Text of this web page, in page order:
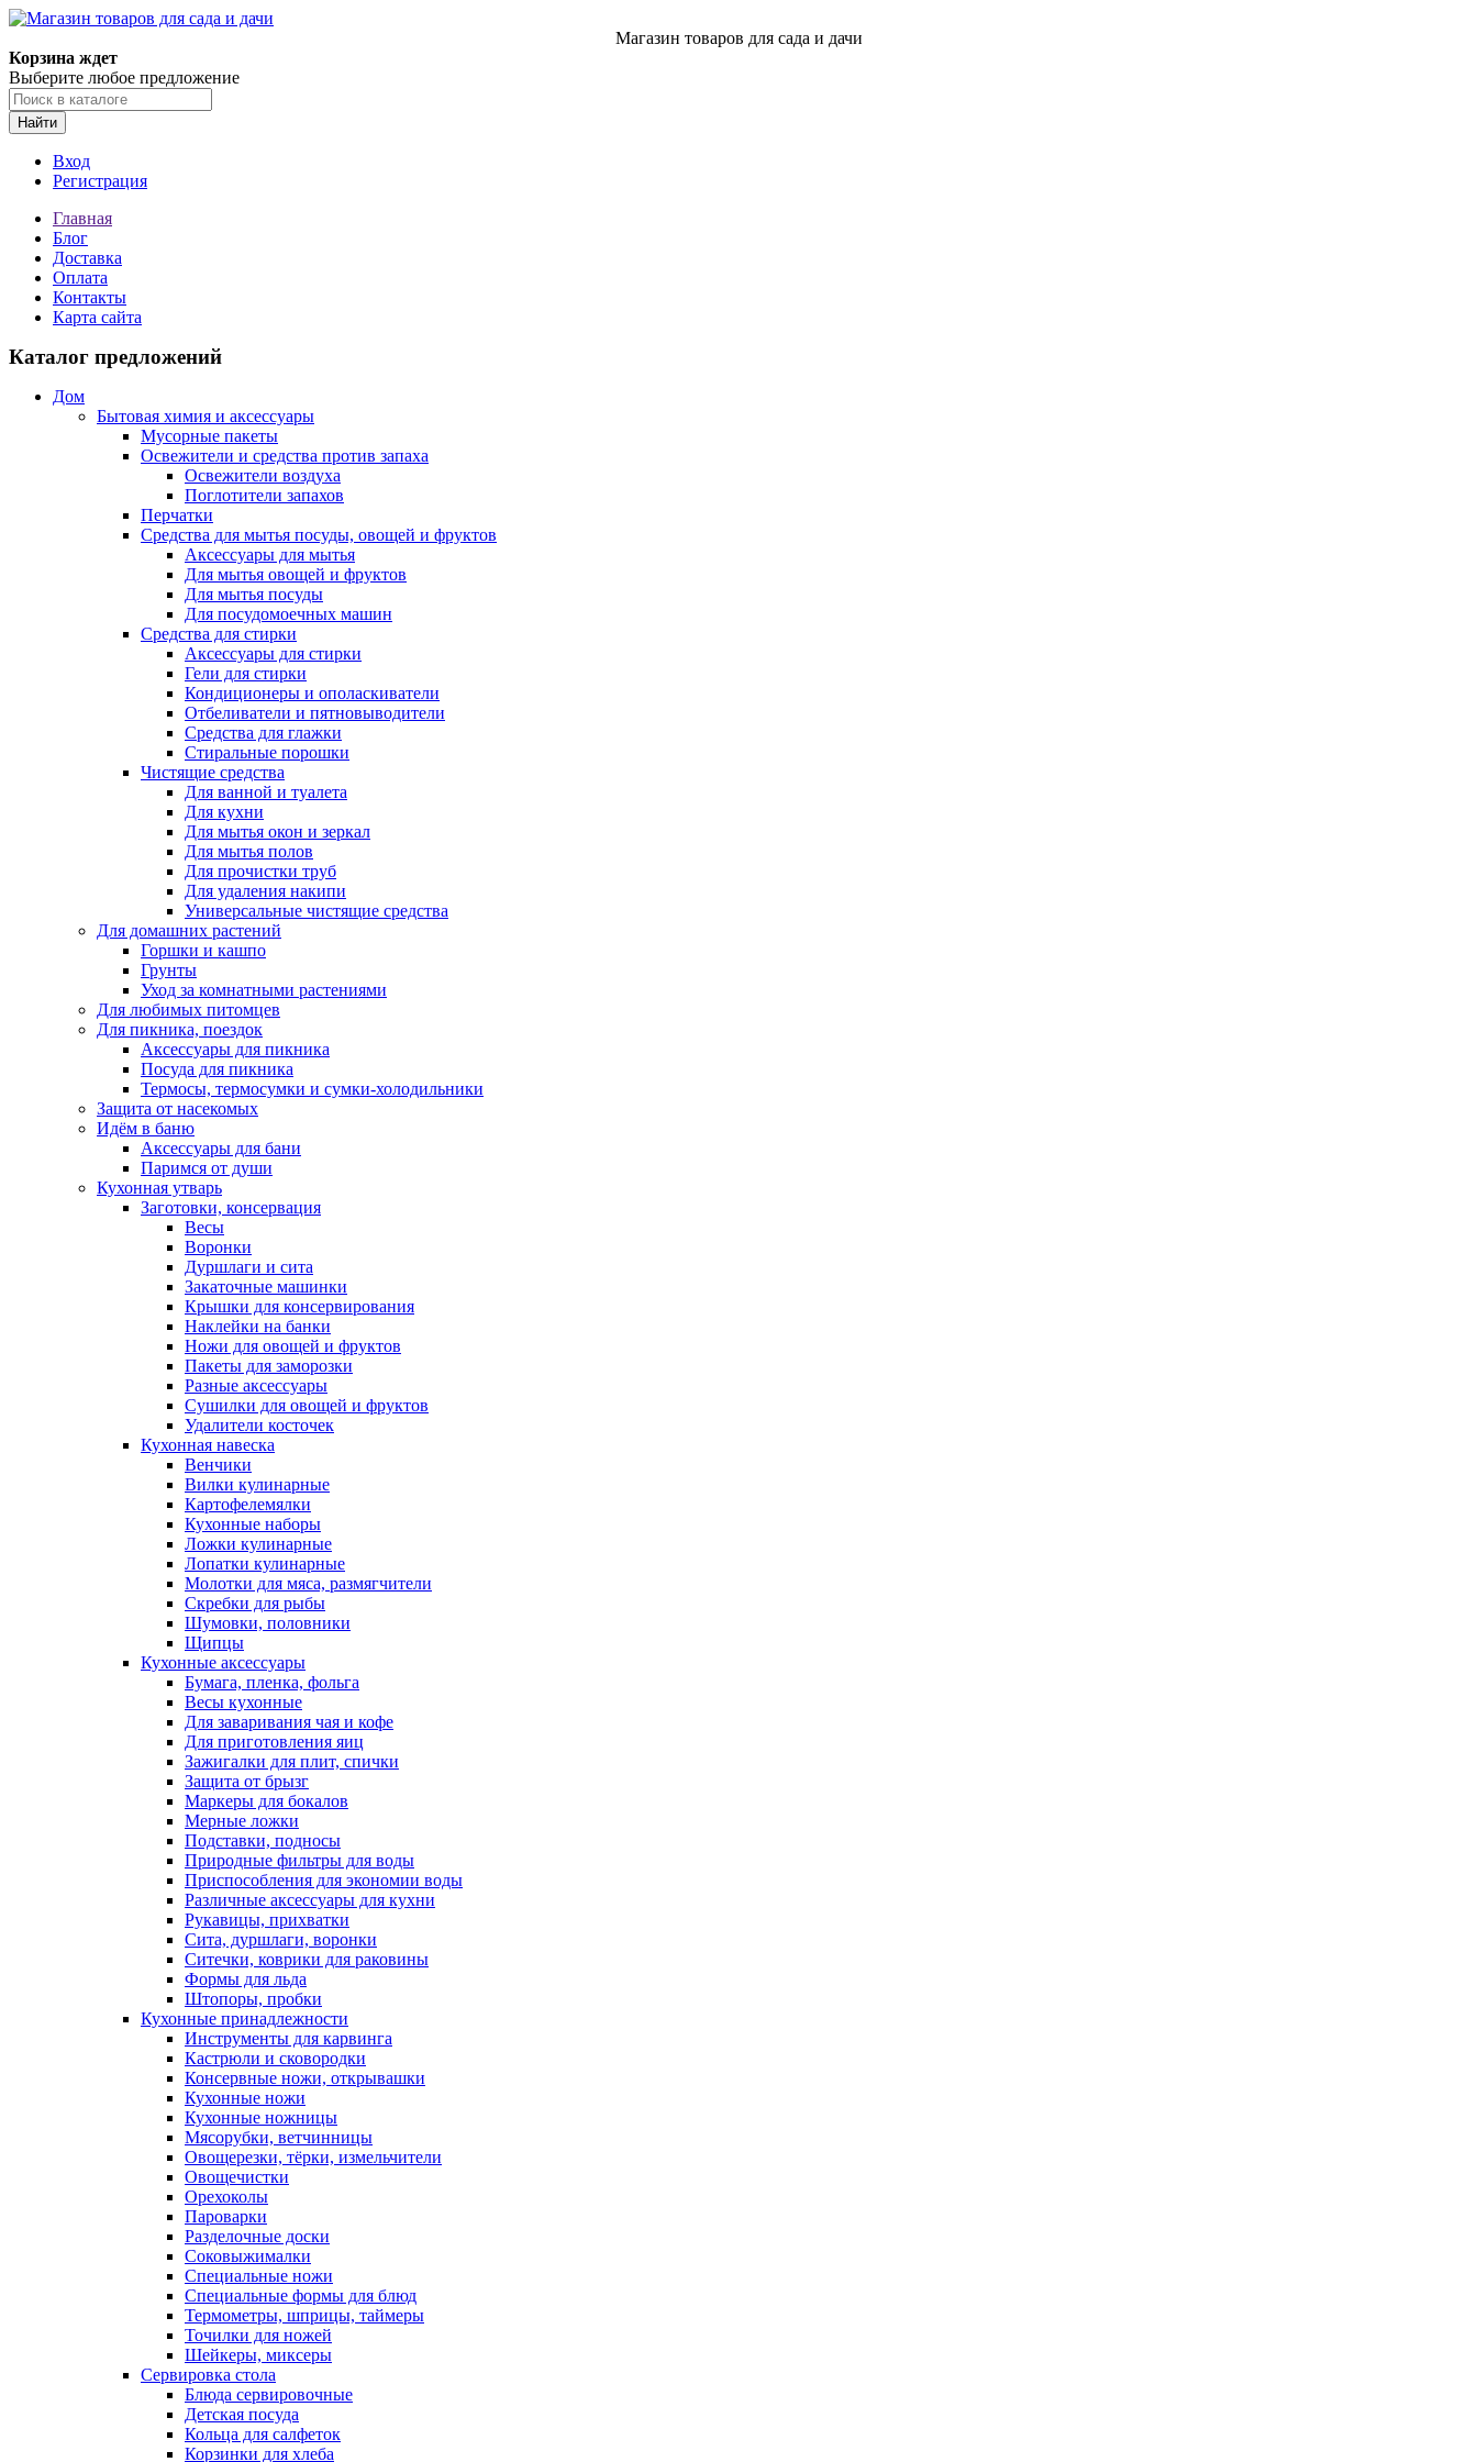
Магазин товаров для сада и дачи
Корзина ждет
Выберите любое предложение
Найти
Вход
Регистрация
Главная
Блог
Доставка
Оплата
Контакты
Карта сайта
Каталог предложений
Дом
Бытовая химия и аксессуары
Мусорные пакеты
Освежители и средства против запаха
Освежители воздуха
Поглотители запахов
Перчатки
Средства для мытья посуды, овощей и фруктов
Аксессуары для мытья
Для мытья овощей и фруктов
Для мытья посуды
Для посудомоечных машин
Средства для стирки
Аксессуары для стирки
Гели для стирки
Кондиционеры и ополаскиватели
Отбеливатели и пятновыводители
Средства для глажки
Стиральные порошки
Чистящие средства
Для ванной и туалета
Для кухни
Для мытья окон и зеркал
Для мытья полов
Для прочистки труб
Для удаления накипи
Универсальные чистящие средства
Для домашних растений
Горшки и кашпо
Грунты
Уход за комнатными растениями
Для любимых питомцев
Для пикника, поездок
Аксессуары для пикника
Посуда для пикника
Термосы, термосумки и сумки-холодильники
Защита от насекомых
Идём в баню
Аксессуары для бани
Паримся от души
Кухонная утварь
Заготовки, консервация
Весы
Воронки
Дуршлаги и сита
Закаточные машинки
Крышки для консервирования
Наклейки на банки
Ножи для овощей и фруктов
Пакеты для заморозки
Разные аксессуары
Сушилки для овощей и фруктов
Удалители косточек
Кухонная навеска
Венчики
Вилки кулинарные
Картофелемялки
Кухонные наборы
Ложки кулинарные
Лопатки кулинарные
Молотки для мяса, размягчители
Скребки для рыбы
Шумовки, половники
Щипцы
Кухонные аксессуары
Бумага, пленка, фольга
Весы кухонные
Для заваривания чая и кофе
Для приготовления яиц
Зажигалки для плит, спички
Защита от брызг
Маркеры для бокалов
Мерные ложки
Подставки, подносы
Природные фильтры для воды
Приспособления для экономии воды
Различные аксессуары для кухни
Рукавицы, прихватки
Сита, дуршлаги, воронки
Ситечки, коврики для раковины
Формы для льда
Штопоры, пробки
Кухонные принадлежности
Инструменты для карвинга
Кастрюли и сковородки
Консервные ножи, открывашки
Кухонные ножи
Кухонные ножницы
Мясорубки, ветчинницы
Овощерезки, тёрки, измельчители
Овощечистки
Орехоколы
Пароварки
Разделочные доски
Соковыжималки
Специальные ножи
Специальные формы для блюд
Термометры, шприцы, таймеры
Точилки для ножей
Шейкеры, миксеры
Сервировка стола
Блюда сервировочные
Детская посуда
Кольца для салфеток
Корзинки для хлеба